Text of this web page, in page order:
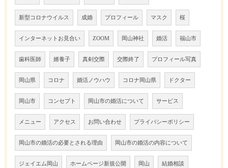
新型コロナウイルス 成婚 プロフィール マスク 桜
インターネットお見合い ZOOM 岡山神社 婚活 福山市
歯科医師 婿養子 真剣交際 交際終了 プロフィール写真
岡山県 コロナ 婚活ノウハウ コロナ岡山県 ドクター
岡山市 コンセプト 岡山市の婚活について サービス
メニュー アクセス お問い合わせ プライバシーポリシー
岡山市の婚活の必要とされる理由 岡山市の婚活の内容について
ジェイエム岡山 ホームページ新規公開 岡山 結婚相談